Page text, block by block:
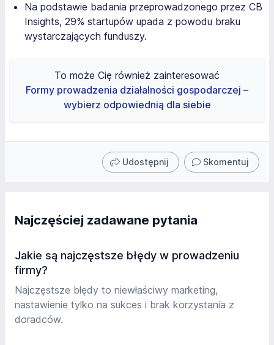
Na podstawie badania przeprowadzonego przez CB
Insights, 29% startupów upada z powodu braku
wystarczających funduszy.
To może Cię również zainteresować
Formy prowadzenia działalności gospodarczej –
wybierz odpowiednią dla siebie
Udostępnij Skomentuj
Najczęściej zadawane pytania
Jakie są najczęstsze błędy w prowadzeniu
firmy?
Najczęstsze błędy to niewłaściwy marketing,
nastawienie tylko na sukces i brak korzystania z
doradców.